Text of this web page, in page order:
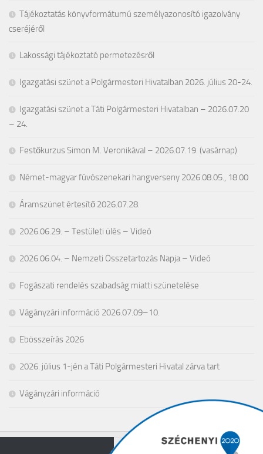
Tájékoztatás könyvformátumú személyazonosító igazolvány
cseréjéről
Lakossági tájékoztató permetezésről
Igazgatási szünet a Polgármesteri Hivatalban 2026. július 20-24.
Igazgatási szünet a Táti Polgármesteri Hivatalban – 2026.07.20
– 24.
Festőkurzus Simon M. Veronikával – 2026.07.19. (vasárnap)
Német-magyar fúvószenekari hangverseny 2026.08.05., 18.00
Áramszünet értesítő 2026.07.28.
2026.06.29. – Testületi ülés – Videó
2026.06.04. – Nemzeti Összetartozás Napja – Videó
Fogászati rendelés szabadság miatti szünetelése
Vágányzári információ 2026.07.09–10.
Ebösszeírás 2026
2026. július 1-jén a Táti Polgármesteri Hivatal zárva tart
Vágányzári információ